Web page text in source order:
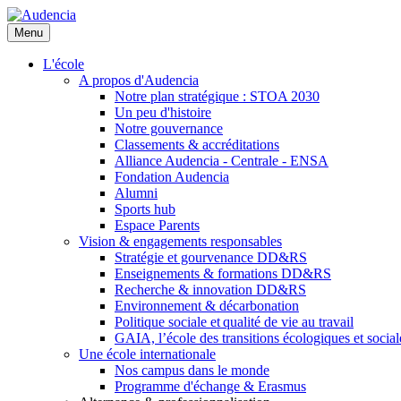
Aller
au
contenu
principal
Menu
L'école
A propos d'Audencia
Notre plan stratégique : STOA 2030
Un peu d'histoire
Notre gouvernance
Classements & accréditations
Alliance Audencia - Centrale - ENSA
Fondation Audencia
Alumni
Sports hub
Espace Parents
Vision & engagements responsables
Stratégie et gourvenance DD&RS
Enseignements & formations DD&RS
Recherche & innovation DD&RS
Environnement & décarbonation
Politique sociale et qualité de vie au travail
GAIA, l’école des transitions écologiques et
Une école internationale
Nos campus dans le monde
Programme d'échange & Erasmus